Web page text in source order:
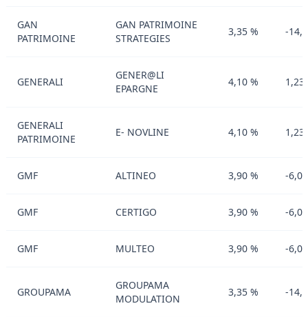
GAN
PATRIMOINE
GAN PATRIMOINE
STRATEGIES
3,35 % -
GENERALI
GENER@LI
EPARGNE
4,10 %
GENERALI
PATRIMOINE
E- NOVLINE 4,10 %
GMF ALTINEO 3,90 % -
GMF CERTIGO 3,90 % -
GMF MULTEO 3,90 % -
GROUPAMA
GROUPAMA
MODULATION
3,35 % -